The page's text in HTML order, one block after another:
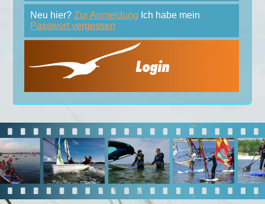
Neu hier? Zur Anmeldung Ich habe mein
Passwort vergessen
Login